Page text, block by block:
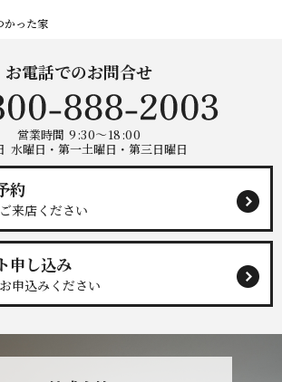
かった家
お電話でのお問合せ
営業時間 9:30～18:00
水曜日・第一土曜日・第三日曜日
約
来店ください
申し込み
申込みください